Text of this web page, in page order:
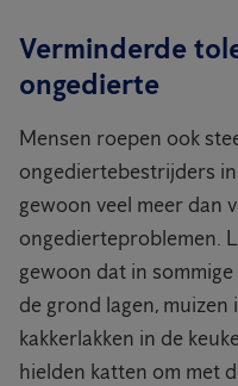
Verminderde
ongedierte
Mensen roepen ook
ongediertebestrijders
gewoon veel meer dan
ongedierteproblemen.
gewoon dat in
de grond lagen,
kakkerlakken in de
hielden katten om met